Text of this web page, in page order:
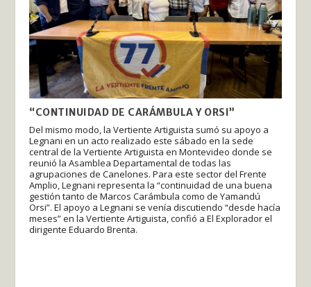
“CONTINUIDAD DE CARÁMBULA Y ORSI”
Del mismo modo, la Vertiente Artiguista sumó su apoyo a
Legnani en un acto realizado este sábado en la sede
central de la Vertiente Artiguista en Montevideo donde se
reunió la Asamblea Departamental de todas las
agrupaciones de Canelones. Para este sector del Frente
Amplio, Legnani representa la “continuidad de una buena
gestión tanto de Marcos Carámbula como de Yamandú
Orsi”. El apoyo a Legnani se venía discutiendo “desde hacía
meses” en la Vertiente Artiguista, confió a El Explorador el
dirigente Eduardo Brenta.